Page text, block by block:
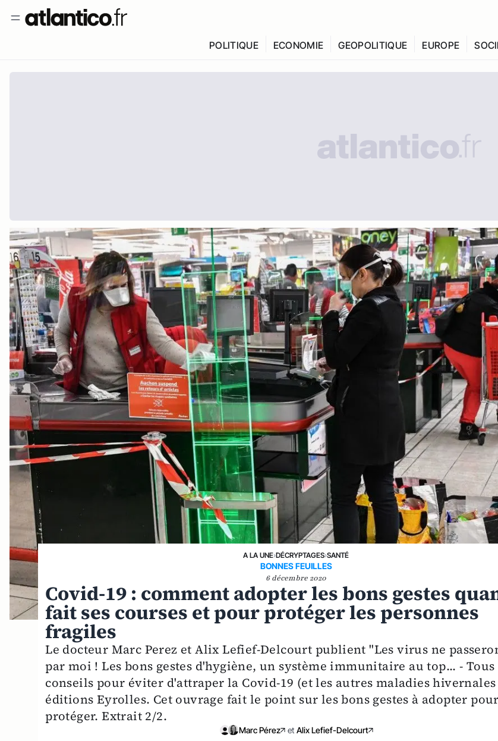
POLITIQUE ECONOMIE GEOPOLITIQUE EUROPE
A LA UNE›DÉCRYPTAGES›SANTÉ
BONNES FEUILLES
6 décembre 2020
Covid-19 : comment adopter les bons gestes
fait ses courses et pour protéger les personnes
fragiles
Le docteur Marc Perez et Alix Lefief-Delcourt publient "Les virus ne
par moi ! Les bons gestes d'hygiène, un système immunitaire au top... - Tous
conseils pour éviter d'attraper la Covid-19 (et les autres maladies
éditions Eyrolles. Cet ouvrage fait le point sur les bons gestes à adopter
protéger. Extrait 2/2.
Marc Pérez et Alix Lefief-Delcourt